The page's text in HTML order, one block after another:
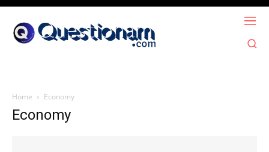
Home Economy
Economy